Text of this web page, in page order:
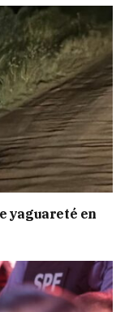
yaguareté en